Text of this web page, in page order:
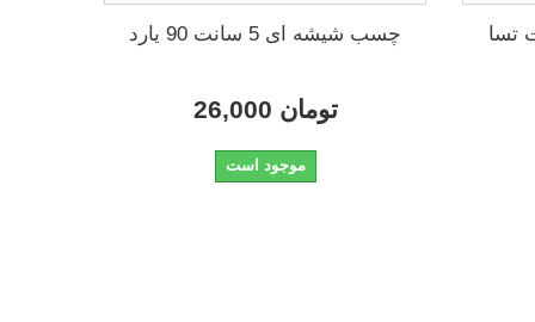
5 سانت تسا
چسب شیشه ای 5 سانت 90 یارد
26,000 تومان
موجود است